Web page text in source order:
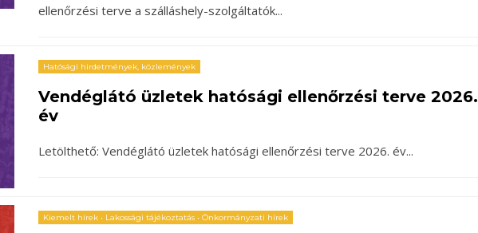
ellenőrzési terve a szálláshely-szolgáltatók...
Hatósági hirdetmények, közlemények
Vendéglátó üzletek hatósági ellenőrzési terve 2026.
év
Letölthető: Vendéglátó üzletek hatósági ellenőrzési terve 2026. év...
Kiemelt hírek • Lakossági tájékoztatás • Önkormányzati hírek